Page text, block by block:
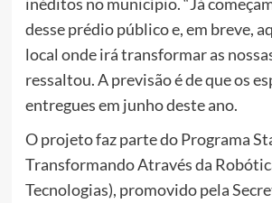
desse prédio público e, em breve,
local onde irá transformar as
ressaltou. A previsão é de que os
entregues em junho deste ano.
O projeto faz parte do Programa
Transformando Através da
Tecnologias), promovido pela